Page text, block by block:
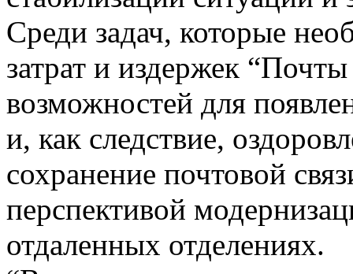
Среди задач, которые
затрат и издержек
возможностей для
и, как следствие,
сохранение почтовой
перспективой
отдаленных отделениях.